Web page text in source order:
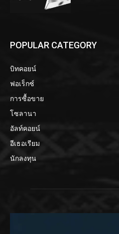
POPULAR CATEGORY
บิทคอยน์
ฟอเร็กซ์
การซื้อขาย
โซลานา
อัลท์คอยน์
อีเธอเรียม
นักลงทุน